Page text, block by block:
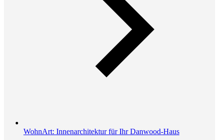
WohnArt: Innenarchitektur für Ihr Danwood-Haus